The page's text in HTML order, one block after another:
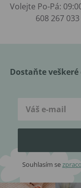
Volejte Po-Pá:
608 267 033
Dostaňte
Souhlasím se